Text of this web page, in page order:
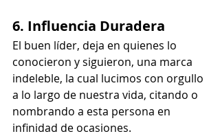
6. Influencia Duradera
El buen líder, deja en quienes lo
conocieron y siguieron, una marca
indeleble, la cual lucimos con orgullo
a lo largo de nuestra vida, citando o
nombrando a esta persona en
infinidad de ocasiones.